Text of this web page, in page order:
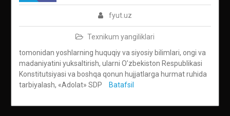
fyut.uz
Texnikum yangiliklari
tomonidan yoshlarning huquqiy va siyosiy bilimlari, ongi va
madaniyatini yuksaltirish, ularni O’zbekiston Respublikasi
Konstitutsiyasi va boshqa qonun hujjatlarga hurmat ruhida
tarbiyalash, «Adolat» SDP
Batafsil